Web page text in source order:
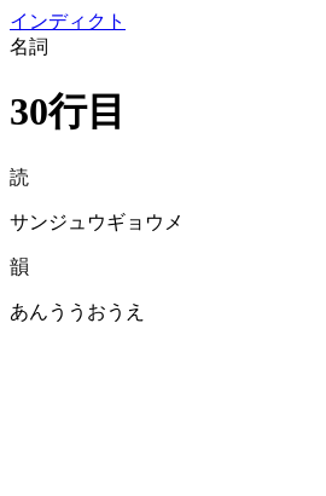
インディクト
名詞
30行目
読
サンジュウギョウメ
韻
あんううおうえ